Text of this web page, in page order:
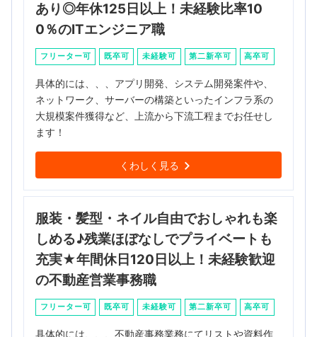
あり◎年休125日以上！未経験比率10
0％のITエンジニア職
フリーター可 既卒可 未経験可 第二新卒可 高卒可
具体的には、、、アプリ開発、システム開発案件や、
ネットワーク、サーバーの構築といったインフラ系の
大規模案件獲得など、上流から下流工程までお任せし
ます！
くわしく見る
服装・髪型・ネイル自由でおしゃれも楽
しめる♪残業ほぼなしでプライベートも
充実★年間休日120日以上！未経験歓迎
の不動産営業事務職
フリーター可 既卒可 未経験可 第二新卒可 高卒可
具体的には、、、不動産事務業務にてリストや資料作